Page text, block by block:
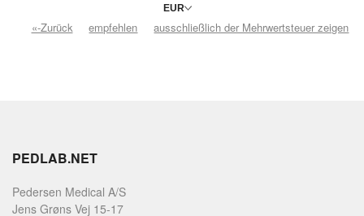
«-Zurück empfehlen ausschließlich der Mehrwertsteuer zeigen
PEDLAB.NET
Pedersen Medical A/S
Jens Grøns Vej 15-17